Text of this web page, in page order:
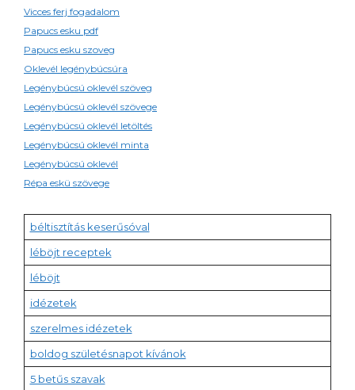
Vicces ferj fogadalom
Papucs esku pdf
Papucs esku szoveg
Oklevél legénybúcsúra
Legénybúcsú oklevél szöveg
Legénybúcsú oklevél szövege
Legénybúcsú oklevél letöltés
Legénybúcsú oklevél minta
Legénybúcsú oklevél
Répa eskü szövege
béltisztítás keserűsóval
léböjt receptek
léböjt
idézetek
szerelmes idézetek
boldog születésnapot kívánok
5 betűs szavak